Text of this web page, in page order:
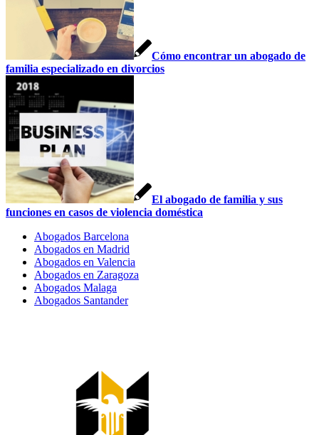
Cómo encontrar un abogado de
familia especializado en divorcios
El abogado de familia y sus
funciones en casos de violencia doméstica
Abogados Barcelona
Abogados en Madrid
Abogados en Valencia
Abogados en Zaragoza
Abogados Malaga
Abogados Santander